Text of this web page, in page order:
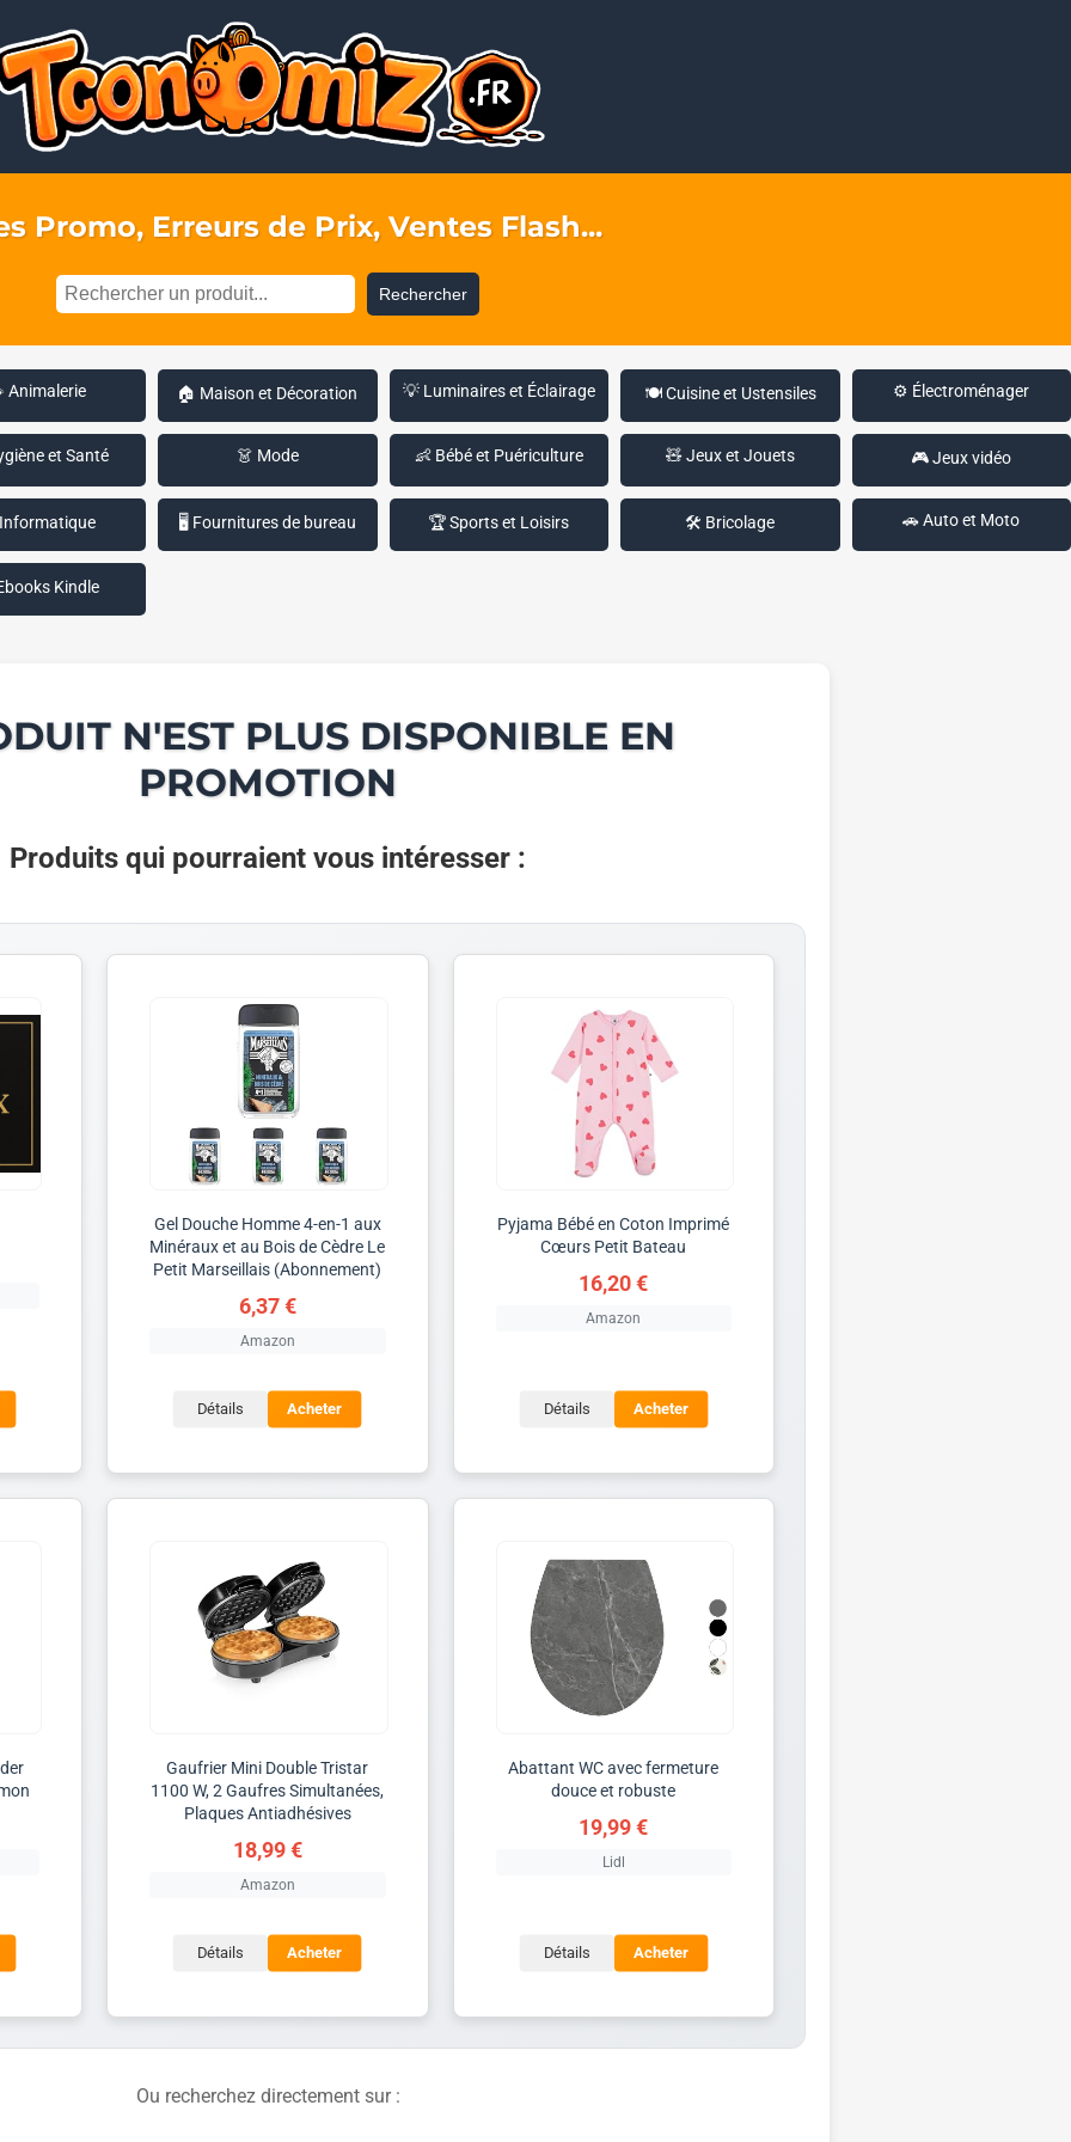
Promo, Erreurs de Prix, Ventes Flash...
Rechercher
Animalerie 🏠 Maison et Décoration 💡 Luminaires et Éclairage 🍽️ Cuisine et Ustensiles ⚙️ Électroménager
et Santé 👗 Mode 👶 Bébé et Puériculture 🧸 Jeux et Jouets 🎮 Jeux vidéo
🖥️ Fournitures de bureau 🏆 Sports et Loisirs 🛠️ Bricolage 🚗 Auto et Moto
Kindle
N'EST PLUS DISPONIBLE EN
PROMOTION
Produits qui pourraient vous intéresser :
Gel Douche Homme 4-en-1 aux
Minéraux et au Bois de Cèdre Le
Petit Marseillais (Abonnement)
6,37 €
Amazon
Détails Acheter
Pyjama Bébé en Coton Imprimé
Cœurs Petit Bateau
16,20 €
Amazon
Détails Acheter
Gaufrier Mini Double Tristar
1100 W, 2 Gaufres Simultanées,
Plaques Antiadhésives
18,99 €
Amazon
Détails Acheter
Abattant WC avec fermeture
douce et robuste
19,99 €
Lidl
Détails Acheter
Ou recherchez directement sur :